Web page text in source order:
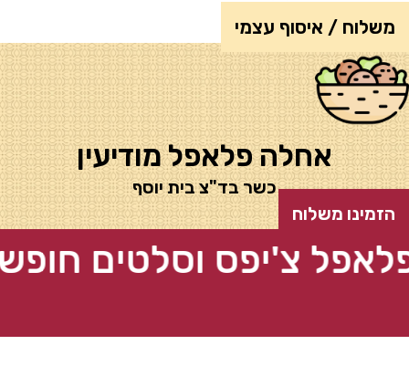
משלוח / איסוף עצמי
אחלה פלאפל מודיעין
כשר בד"צ בית יוסף
הזמינו משלוח
צ'יפס וסלטים חופשי